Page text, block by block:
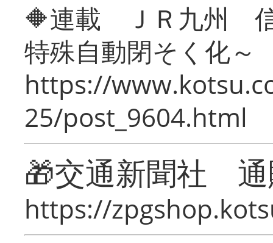
🔶連載 ＪＲ九州 信
特殊自動閉そく化～
https://
25/post_9604.html
🎁交通新聞社
https://